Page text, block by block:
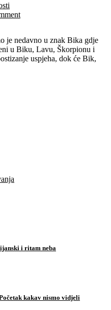
je nedavno u znak Bika gdje
u Biku, Lavu, Škorpionu i
uspjeha, dok će Bik,
i ritam neba
kakav nismo vidjeli